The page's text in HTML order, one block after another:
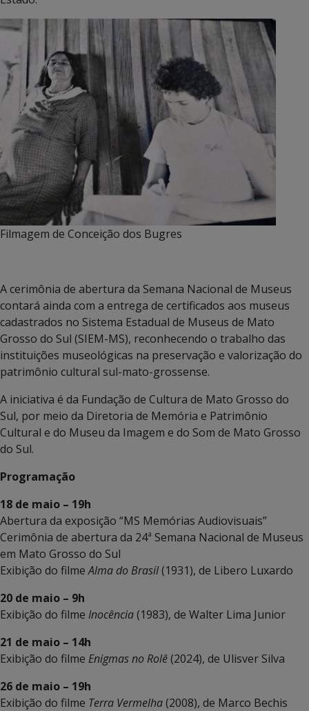
Filmagem de Conceição dos Bugres
A cerimônia de abertura da Semana Nacional de Museus
contará ainda com a entrega de certificados aos museus
cadastrados no Sistema Estadual de Museus de Mato
Grosso do Sul (SIEM-MS), reconhecendo o trabalho das
instituições museológicas na preservação e valorização do
patrimônio cultural sul-mato-grossense.
A iniciativa é da Fundação de Cultura de Mato Grosso do
Sul, por meio da Diretoria de Memória e Patrimônio
Cultural e do Museu da Imagem e do Som de Mato Grosso
do Sul.
Programação
18 de maio – 19h
Abertura da exposição “MS Memórias Audiovisuais”
Cerimônia de abertura da 24ª Semana Nacional de Museus
em Mato Grosso do Sul
Exibição do filmeAlma do Brasil(1931), de Libero Luxardo
20 de maio – 9h
Exibição do filme Inocência(1983), de Walter Lima Junior
21 de maio – 14h
Exibição do filme Enigmas no Rolê(2024), de Ulisver Silva
26 de maio – 19h
Exibição do filme Terra Vermelha(2008), de Marco Bechis